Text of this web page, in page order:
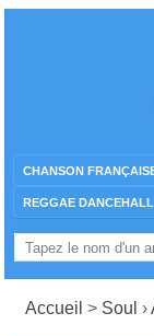
CHANSON
REGGAE DANCEHALL
Accueil > Soul ›